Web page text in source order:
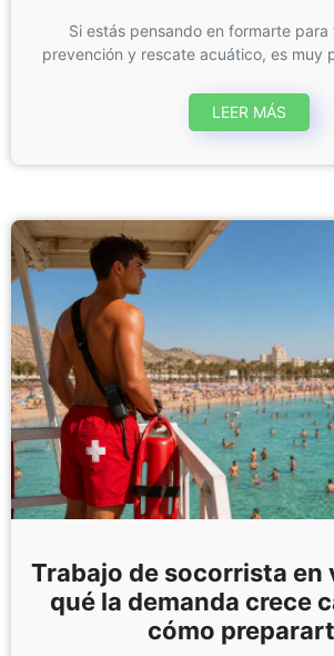
Si estás pensando en formarte para
prevención y rescate acuático, es muy
LEER MÁS
Trabajo de socorrista en
qué la demanda crece
cómo